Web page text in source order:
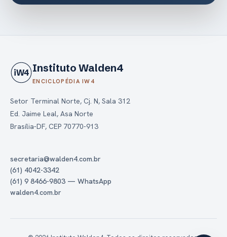
iW4 Instituto Walden4
ENCICLOPÉDIA IW4
Setor Terminal Norte, Cj. N, Sala 312
Ed. Jaime Leal, Asa Norte
Brasília-DF, CEP 70770-913
secretaria@walden4.com.br
(61) 4042-3342
(61) 9 8466-9803 — WhatsApp
walden4.com.br